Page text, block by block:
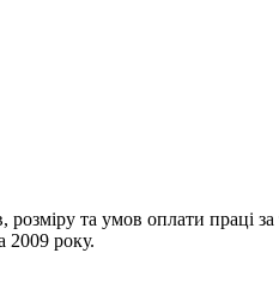
та умов оплати праці
2009 року.